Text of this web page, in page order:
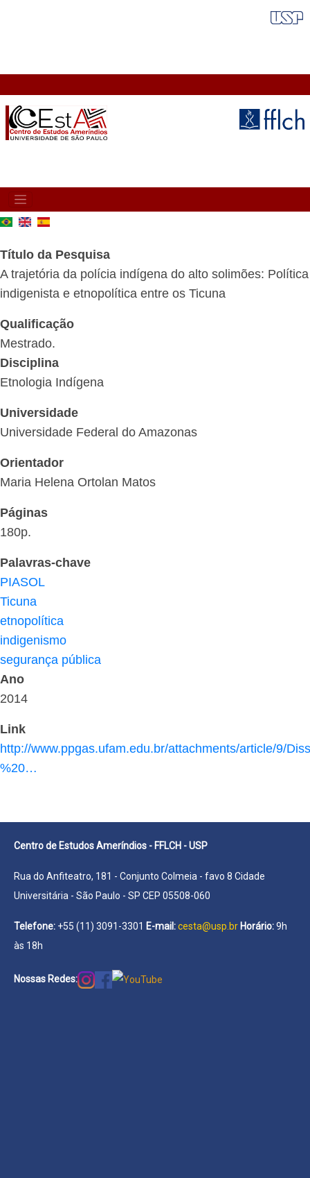
MAIN
NAVIGATION
Título da Pesquisa
A trajetória da polícia indígena do alto solimões: Política
indigenista e etnopolítica entre os Ticuna
Qualificação
Mestrado.
Disciplina
Etnologia Indígena
Universidade
Universidade Federal do Amazonas
Orientador
Maria Helena Ortolan Matos
Páginas
180p.
Palavras-chave
PIASOL
Ticuna
etnopolítica
indigenismo
segurança pública
Ano
2014
Link
http://www.ppgas.ufam.edu.br/attachments/article/9/
%20…
Centro de Estudos Ameríndios - FFLCH - USP
Rua do Anfiteatro, 181 - Conjunto Colmeia - favo 8 Cidade
Universitária - São Paulo - SP CEP 05508-060
Telefone: +55 (11) 3091-3301 E-mail:cesta@usp.br Horário:9h
às 18h
Nossas Redes: